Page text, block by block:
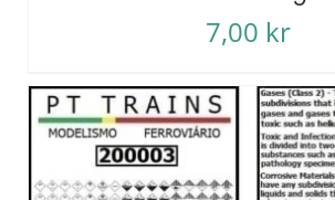
7,00 kr